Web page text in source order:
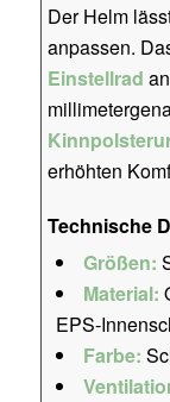
Der Helm
anpassen.
Einstellrad
erhöhten
Technische
Größen:
Material:
EPS-
Farbe: